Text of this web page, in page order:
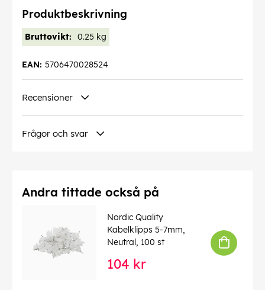
Produktbeskrivning
Bruttovikt: 0.25 kg
5706470028524
EAN:
Recensioner
Frågor och svar
Andra tittade också på
Nordic Quality
Kabelklipps 5-7mm,
Neutral, 100 st
104 kr